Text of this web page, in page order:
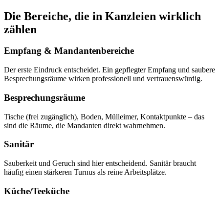
Die Bereiche, die in Kanzleien wirklich
zählen
Empfang & Mandantenbereiche
Der erste Eindruck entscheidet. Ein gepflegter Empfang und saubere
Besprechungsräume wirken professionell und vertrauenswürdig.
Besprechungsräume
Tische (frei zugänglich), Boden, Mülleimer, Kontaktpunkte – das
sind die Räume, die Mandanten direkt wahrnehmen.
Sanitär
Sauberkeit und Geruch sind hier entscheidend. Sanitär braucht
häufig einen stärkeren Turnus als reine Arbeitsplätze.
Küche/Teeküche